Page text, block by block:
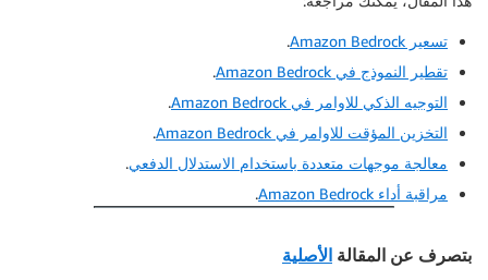
تسعير Amazon Bedrock
.
تقطير النموذج في Amazon Bedrock
.
التوجيه الذكي للاوامر في Amazon Bedrock
.
التخزين المؤقت للاوامر في Amazon Bedrock
.
معالجة موجهات متعددة باستخدام الاستدلال الدفعي.
مراقبة أداء Amazon Bedrock
.
بتصرف عن المقالة الأصلية